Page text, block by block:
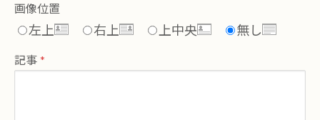
画像位置
左上 右上 上中央 無し
記事